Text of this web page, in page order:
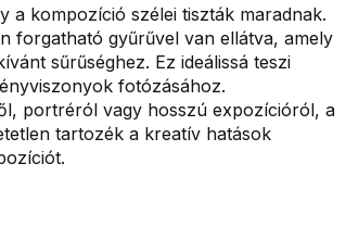
a kompozíció szélei tiszták maradnak.
forgatható gyűrűvel van ellátva, amely
sűrűséghez. Ez ideálissá teszi
fotózásához.
portréról vagy hosszú expozícióról, a
tartozék a kreatív hatások